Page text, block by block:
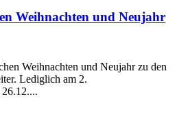
Weihnachten und Neujahr
Weihnachten und Neujahr zu den
Lediglich am 2.